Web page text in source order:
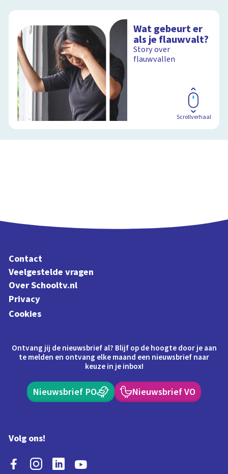
Wat gebeurt er
als je flauwvalt?
Story over
flauwvallen
Scrollverhaal
Contact
Veelgestelde vragen
Over Schooltv.nl
Privacy
Cookies
Ontvang jij de nieuwsbrief al? Blijf op de hoogte door je aan
te melden en ontvang elke maand een nieuwsbrief naar
keuze in je inbox!
Nieuwsbrief PO Nieuwsbrief VO
Volg ons!